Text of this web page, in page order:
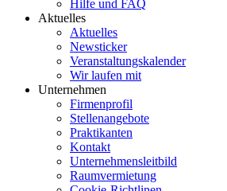
Hilfe und FAQ
Aktuelles
Aktuelles
Newsticker
Veranstaltungskalender
Wir laufen mit
Unternehmen
Firmenprofil
Stellenangebote
Praktikanten
Kontakt
Unternehmensleitbild
Raumvermietung